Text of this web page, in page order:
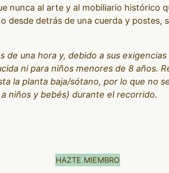
nunca al arte y al mobiliario histórico
desde detrás de una cuerda y postes,
de una hora y, debido a sus
ni para niños menores de 8 años.
la planta baja/sótano, por lo que no
niños y bebés) durante el recorrido.
HAZTE MIEMBRO